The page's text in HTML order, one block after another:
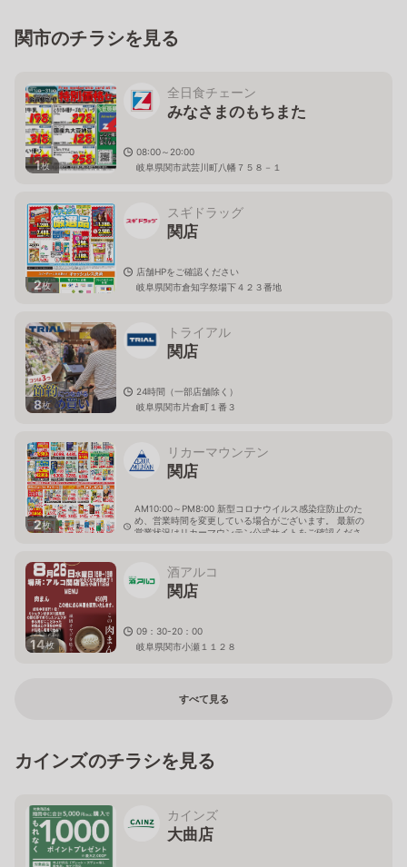
関市のチラシを見る
1枚
全日食チェーン
みなさまのもちまた
08:00～20:00
岐阜県関市武芸川町八幡７５８－１
2枚
スギドラッグ
関店
店舗HPをご確認ください
岐阜県関市倉知字祭場下４２３番地
8枚
トライアル
関店
24時間（一部店舗除く）
岐阜県関市片倉町１番３
2枚
リカーマウンテン
関店
AM10:00～PM8:00 新型コロナウイルス感染症防止のた
め、営業時間を変更している場合がございます。 最新の
営業状況はリカーマウンテン公式サイトをご確認くださ
14枚
酒アルコ
関店
09：30-20：00
岐阜県関市小瀬１１２８
すべて見る
カインズのチラシを見る
カインズ
大曲店